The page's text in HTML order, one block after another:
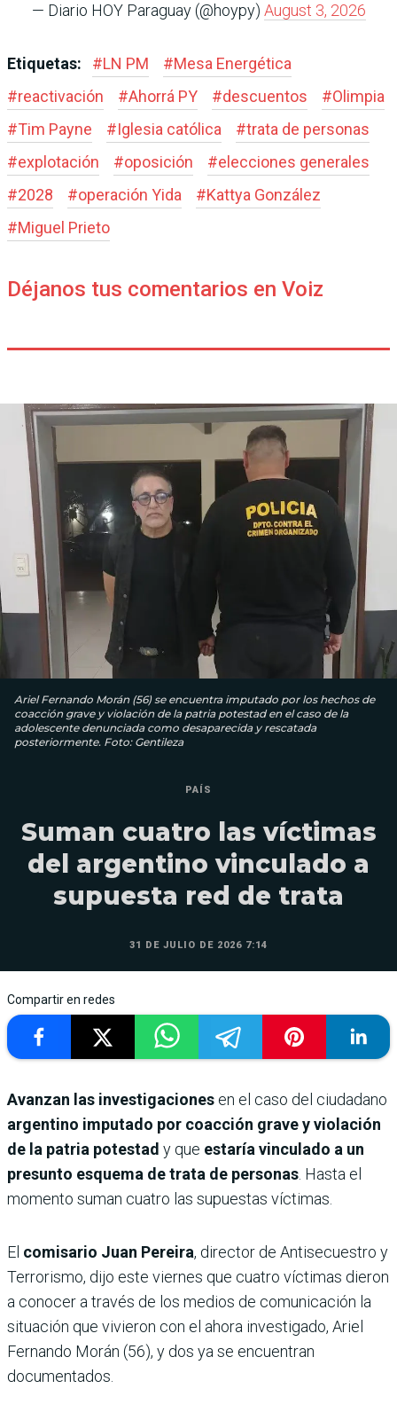
— Diario HOY Paraguay (@hoypy) August 3, 2026
Etiquetas: #LN PM #Mesa Energética
#reactivación #Ahorrá PY #descuentos #Olimpia
#Tim Payne #Iglesia católica #trata de personas
#explotación #oposición #elecciones generales
#2028 #operación Yida #Kattya González
#Miguel Prieto
Déjanos tus comentarios en Voiz
Ariel Fernando Morán (56) se encuentra imputado por los hechos de
coacción grave y violación de la patria potestad en el caso de la
adolescente denunciada como desaparecida y rescatada
posteriormente. Foto: Gentileza
PAÍS
Suman cuatro las víctimas
del argentino vinculado a
supuesta red de trata
31 DE JULIO DE 2026 7:14
Compartir en redes
Avanzan las investigaciones en el caso del ciudadano
argentino imputado por coacción grave y violación
de la patria potestad y que estaría vinculado a un
presunto esquema de trata de personas . Hasta el
momento suman cuatro las supuestas víctimas.
El comisario Juan Pereira, director de Antisecuestro y
Terrorismo, dijo este viernes que cuatro víctimas dieron
a conocer a través de los medios de comunicación la
situación que vivieron con el ahora investigado, Ariel
Fernando Morán (56), y dos ya se encuentran
documentados.